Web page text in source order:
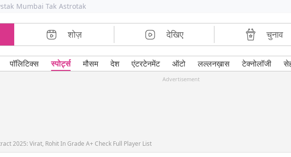
Mumbai Tak Astrotak
शोज़ देखिए चुनाव
पॉलिटिक्स स्पोर्ट्स मौसम देश एंटरटेनमेंट ऑटो लल्लनख़ास टेक्नोलॉजी
Advertisement
2025: Virat, Rohit In Grade A+ Check Full Player List